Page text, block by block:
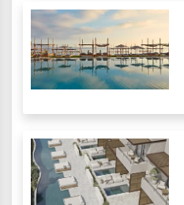
Κάρπαθος
Καρπενήσι
Κάρυστος
Κασσάνδρα
Καστοριά